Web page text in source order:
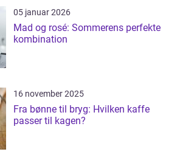
05 januar 2026
Mad og rosé: Sommerens perfekte
kombination
16 november 2025
Fra bønne til bryg: Hvilken kaffe
passer til kagen?